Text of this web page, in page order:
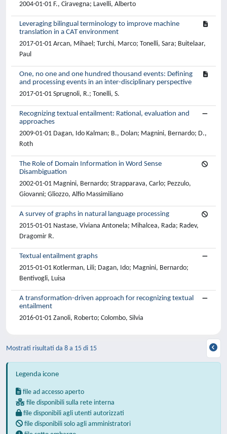
2004-01-01 F., Ciravegna; Lavelli, Alberto
Leveraging bilingual terminology to improve machine
translation in a CAT environment
2017-01-01 Arcan, Mihael; Turchi, Marco; Tonelli, Sara; Buitelaar,
Paul
One, no one and one hundred thousand events: Defining
and processing events in an inter-disciplinary perspective
2017-01-01 Sprugnoli, R.; Tonelli, S.
Recognizing textual entailment: Rational, evaluation and
approaches
2009-01-01 Dagan, Ido Kalman; B., Dolan; Magnini, Bernardo; D.,
Roth
The Role of Domain Information in Word Sense
Disambiguation
2002-01-01 Magnini, Bernardo; Strapparava, Carlo; Pezzulo,
Giovanni; Gliozzo, Alfio Massimiliano
A survey of graphs in natural language processing
2015-01-01 Nastase, Viviana Antonela; Mihalcea, Rada; Radev,
Dragomir R.
Textual entailment graphs
2015-01-01 Kotlerman, Lili; Dagan, Ido; Magnini, Bernardo;
Bentivogli, Luisa
A transformation-driven approach for recognizing textual
entailment
2016-01-01 Zanoli, Roberto; Colombo, Silvia
Mostrati risultati da 8 a 15 di 15
Legenda icone
file ad accesso aperto
file disponibili sulla rete interna
file disponibili agli utenti autorizzati
file disponibili solo agli amministratori